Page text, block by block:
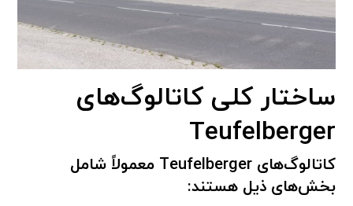
ساختار کلی کاتالوگ‌های
Teufelberger
کاتالوگ‌های Teufelberger معمولاً شامل
بخش‌های ذیل هستند: